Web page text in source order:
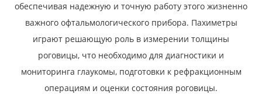
обеспечивая надежную и точную работу этого жизненно
важного офтальмологического прибора. Пахиметры
играют решающую роль в измерении толщины
роговицы, что необходимо для диагностики и
мониторинга глаукомы, подготовки к рефракционным
операциям и оценки состояния роговицы.